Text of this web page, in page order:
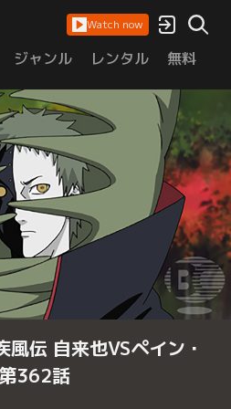
Watch now
ジャンル レンタル 無料
伝 自来也VSペイン・
362話